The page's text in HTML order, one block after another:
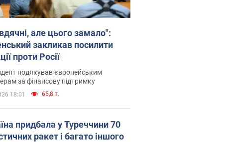
але цього замало":
закликав посилити
проти Росії
подякував європейським
за фінансову підтримку
18:01 65,8 т.
придбала у Туреччини 70
ракет і багато іншого